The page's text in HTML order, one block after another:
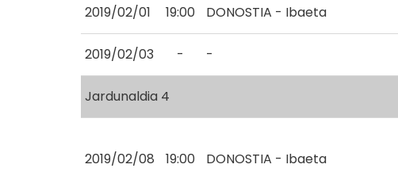
2019/02/01 19:00 DONOSTIA - Ibaeta
2019/02/03 - -
Jardunaldia 4
2019/02/08 19:00 DONOSTIA - Ibaeta